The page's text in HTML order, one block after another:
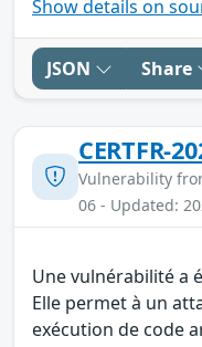
Show details on
JSON Share
CERTFR-
Vulnerability
06 - Updated:
Une vulnérabilité a
Elle permet à un
exécution de code